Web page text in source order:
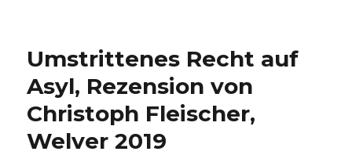
oder
Rezension
Umstrittenes Recht auf
Asyl, Rezension von
Christoph Fleischer,
Welver 2019